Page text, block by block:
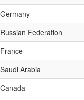
Germany
Russian Federation
France
Saudi Arabia
Canada